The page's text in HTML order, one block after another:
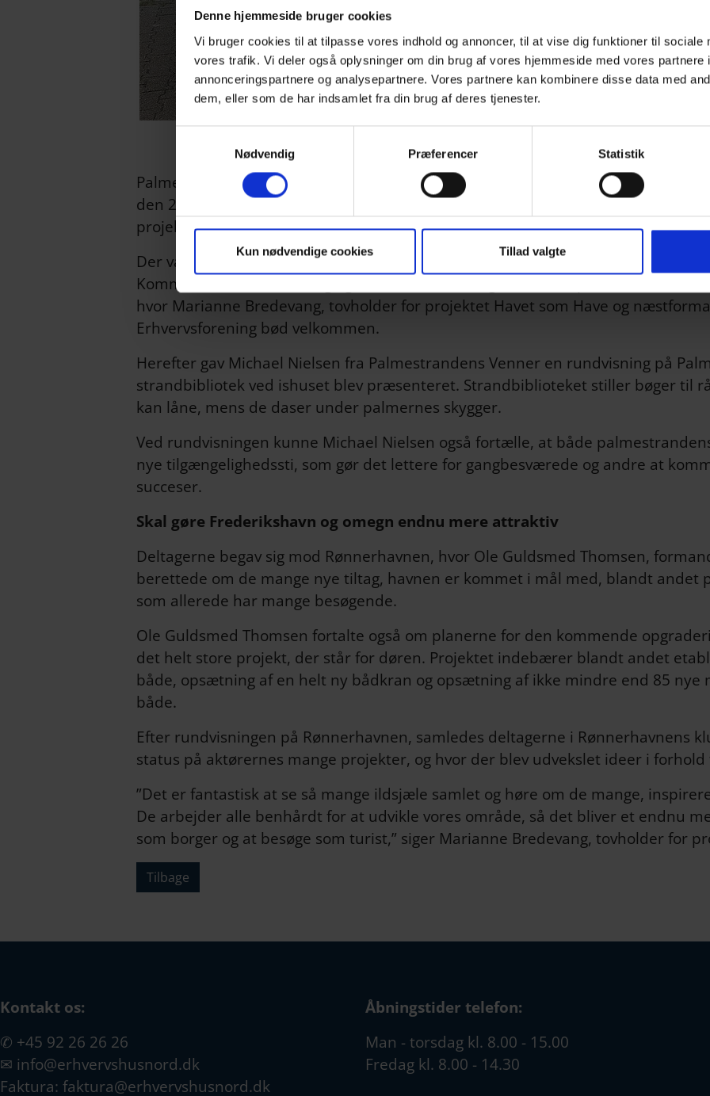
Denne hjemmeside bruger cookies
Vi bruger cookies til at tilpasse vores indhold og annoncer, til at vise dig funktioner til sociale
vores trafik. Vi deler også oplysninger om din brug af vores hjemmeside med vores partnere
annonceringspartnere og analysepartnere. Vores partnere kan kombinere disse data med
dem, eller som de har indsamlet fra din brug af deres tjenester.
Nødvendig
Præferencer Statistik
Kun nødvendige cookies Tillad valgte
Palmestranden tog sig ud fra sin bedste side, da 13 frivillige aktører fra Havet
den 21. juni. Aktørerne i Havet som Have mødes omkring tre gange årligt for at
projekter.
Der var deltagere fra flere forskellige lokaliteter langs strækningen, og også
Kommunes tekniske udvalg og tekniske forvaltning var mødt op. Mødet
hvor Marianne Bredevang, tovholder for projektet Havet som Have og
Erhvervsforening bød velkommen.
Herefter gav Michael Nielsen fra Palmestrandens Venner en rundvisning på
strandbibliotek ved ishuset blev præsenteret. Strandbiblioteket stiller bøger til
kan låne, mens de daser under palmernes skygger.
Ved rundvisningen kunne Michael Nielsen også fortælle, at både
nye tilgængelighedssti, som gør det lettere for gangbesværede og andre at
succeser.
Skal gøre Frederikshavn og omegn endnu mere attraktiv
Deltagerne begav sig mod Rønnerhavnen, hvor Ole Guldsmed Thomsen,
berettede om de mange nye tiltag, havnen er kommet i mål med, blandt andet
som allerede har mange besøgende.
Ole Guldsmed Thomsen fortalte også om planerne for den kommende
det helt store projekt, der står for døren. Projektet indebærer blandt andet
både, opsætning af en helt ny bådkran og opsætning af ikke mindre end 85 nye
både.
Efter rundvisningen på Rønnerhavnen, samledes deltagerne i Rønnerhavnens
status på aktørernes mange projekter, og hvor der blev udvekslet ideer i
”Det er fantastisk at se så mange ildsjæle samlet og høre om de mange,
De arbejder alle benhårdt for at udvikle vores område, så det bliver et endnu
som borger og at besøge som turist,” siger Marianne Bredevang, tovholder for
Tilbage
Kontakt os:
✆ +45 92 26 26 26
✉ info@erhvervshusnord.dk
Faktura: faktura@erhvervshusnord.dk
Åbningstider telefon:
Man - torsdag kl. 8.00 - 15.00
Fredag kl. 8.00 - 14.30